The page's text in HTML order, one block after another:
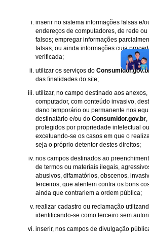
inserir no sistema informações falsas e/
endereços de computadores, de rede
falsos; empregar informações
falsas, ou ainda informações cuja
verificada;
utilizar os serviços do
das finalidades do site;
utilizar, no campo destinado aos
computador, com conteúdo invasivo,
dano temporário ou permanente nos
destinatário e/ou do Consumidor.gov.br
protegidos por propriedade intelectual
excetuando-se os casos em que o
seja o próprio detentor destes direitos;
nos campos destinados ao
de termos ou materiais ilegais,
abusivos, difamatórios, obscenos,
terceiros, que atentem contra os bons
ainda que contrariem a ordem pública;
realizar cadastro ou reclamação
identificando-se como terceiro sem
inserir, nos campos de divulgação